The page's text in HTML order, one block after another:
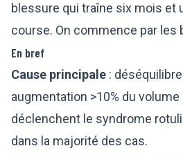
blessure qui traîne six mois et
course. On commence par les
En bref
Cause principale :
augmentation >10% du
déclenchent le syndrome
dans la majorité des cas.